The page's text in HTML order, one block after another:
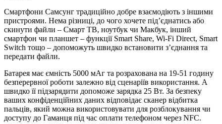
Смартфони Самсунг традиційно добре взаємодіють з іншими
пристроями. Нема різниці, до чого хочете під’єднатись або
скинути файли – Смарт ТВ, ноутбук чи Макбук, інший
смартфон чи планшет – функції Smart Share, Wi-Fi Direct, Smart
Switch тощо – допоможуть швидко встановити з’єднання та
передати файли.
Батарея має ємність 5000 мАг та розрахована на 19-51 годину
безперервної роботи залежно від сценаріїв використання. А
швидко її підзарядити допоможе зарядка 25 Вт. За безпеку
ваших конфіденційних даних відповідає сканер відбитка
пальців, який можна використовувати для розблокування чи
доступу до Гаманця під час оплати телефоном через NFC.